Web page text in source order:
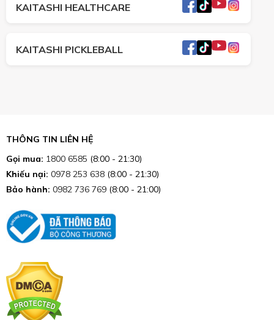
KAITASHI HEALTHCARE
KAITASHI PICKLEBALL
THÔNG TIN LIÊN HỆ
Gọi mua: 1800 6585 (8:00 - 21:30)
Khiếu nại: 0978 253 638 (8:00 - 21:30)
Bảo hành: 0982 736 769 (8:00 - 21:00)